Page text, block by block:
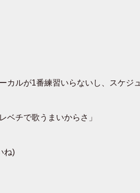
ルが1番練習いらないし、スケジ
ベチで歌うまいからさ」
ね)